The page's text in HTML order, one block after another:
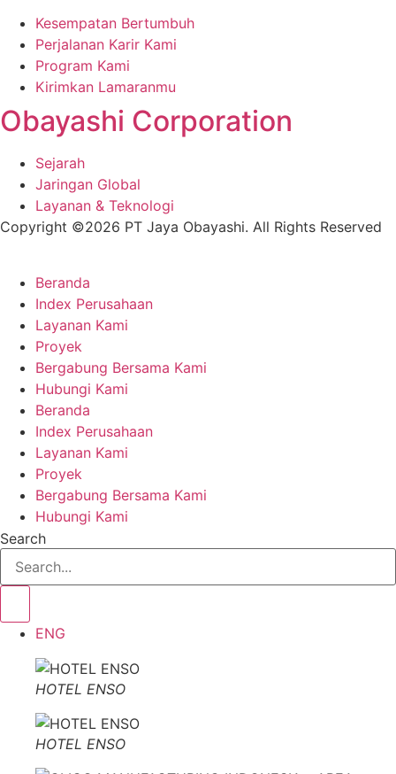
Kesempatan Bertumbuh
Perjalanan Karir Kami
Program Kami
Kirimkan Lamaranmu
Obayashi Corporation
Sejarah
Jaringan Global
Layanan & Teknologi
Copyright ©2026 PT Jaya Obayashi. All Rights Reserved
Beranda
Index Perusahaan
Layanan Kami
Proyek
Bergabung Bersama Kami
Hubungi Kami
Beranda
Index Perusahaan
Layanan Kami
Proyek
Bergabung Bersama Kami
Hubungi Kami
Search
ENG
HOTEL ENSO
HOTEL ENSO